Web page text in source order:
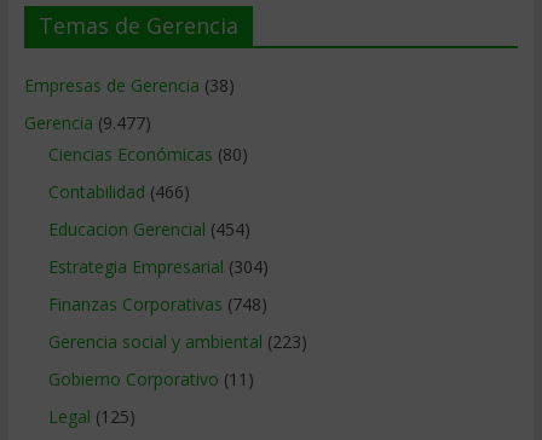
Temas de Gerencia
Empresas de Gerencia (38)
Gerencia (9.477)
Ciencias Económicas (80)
Contabilidad (466)
Educacion Gerencial (454)
Estrategia Empresarial (304)
Finanzas Corporativas (748)
Gerencia social y ambiental (223)
Gobierno Corporativo (11)
Legal (125)